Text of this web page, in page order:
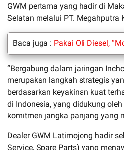
GWM pertama yang hadir di
Selatan melalui PT. Megahputra
Baca juga : Pakai Oli Diesel,
“Bergabung dalam jaringan
merupakan langkah strategis
berdasarkan keyakinan kuat
di Indonesia, yang didukung
komitmen jangka panjang yang
Dealer GWM Latimojong hadir
Service, Spare Parts) yang